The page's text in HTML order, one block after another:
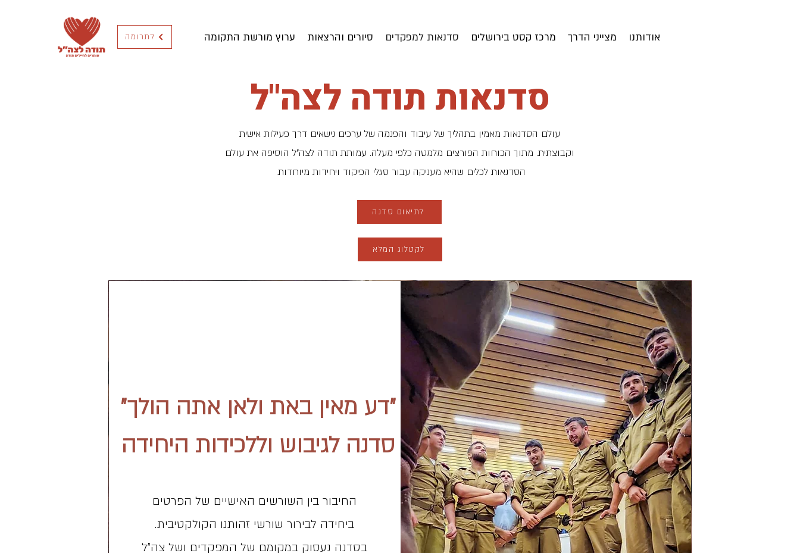
לתרומה אודותנו מצייני הדרך מרכז קסט בירושלים סדנאות למפקדים סיורים והרצאות ערוץ מורשת התקומה
סדנאות תודה לצה"ל
עולם הסדנאות מאמין בתהליך של עיבוד והפנמה של ערכים נישאים דרך פעילות אישית
וקבוצתית. מתוך הכוחות הפורצים מלמטה כלפי מעלה. עמותת תודה לצה"ל הוסיפה את עולם
הסדנאות לכלים שהיא מעניקה עבור סגלי הפיקוד ויחידות מיוחדות.
לתיאום סדנה
לקטלוג המלא
"דע מאין באת ולאן אתה הולך"
סדנה לגיבוש וללכידות היחידה
החיבור בין השורשים האישיים של הפרטים
ביחידה לבירור שורשי זהותנו הקולקטיבית.
בסדנה נעסוק במקומם של המפקדים ושל צה"ל